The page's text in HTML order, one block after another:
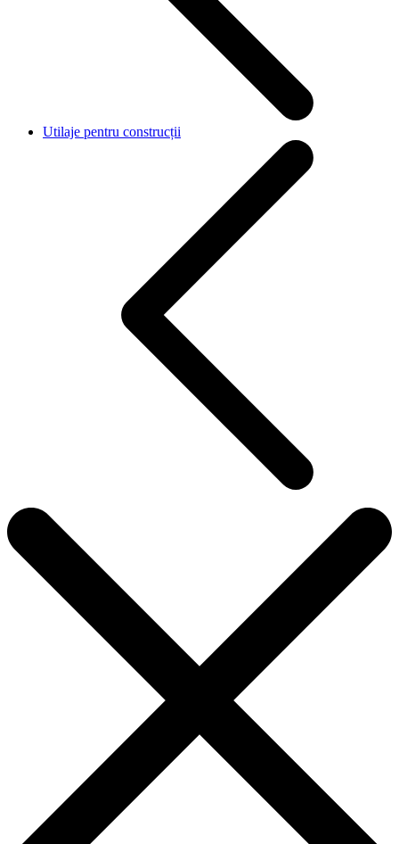
Utilaje pentru construcții